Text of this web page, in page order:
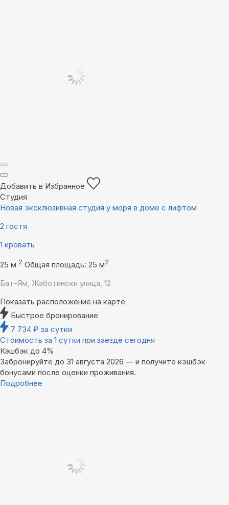
Добавить в Избранное
Студия
Новая эксклюзивная студия у моря в доме с лифтом
2 гостя
1 кровать
25 м 2 Общая площадь: 25 м2
Бат-Ям, Жаботински улица, 12
Показать расположение на карте
Быстрое бронирование
7 734 ₽ за сутки
Стоимость за 1 сутки при заезде сегодня
Кэшбэк до 4%
Забронируйте до 31 августа 2026 — и получите кэшбэк
бонусами после оценки проживания.
Подробнее